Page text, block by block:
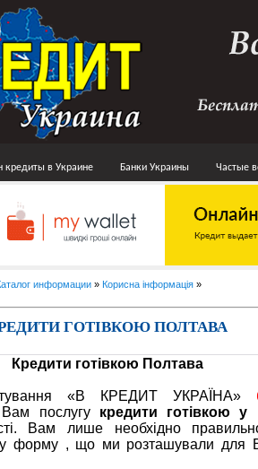
кредиты в Украине Банки Украины Частые
информации » Корисна інформація »
ГОТІВКОЮ ПОЛТАВА
Кредити готівкою Полтава
«В КРЕДИТ УКРАЇНА»
послугу кредити готівкою у
Вам лише необхідно
форму , що ми розташували для